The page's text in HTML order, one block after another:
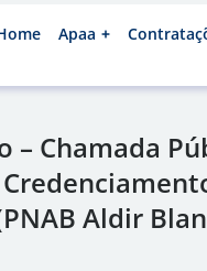
Apaa
– Chamada
Aldir